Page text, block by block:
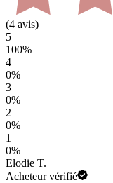
(4 avis)
5
100%
4
0%
3
0%
2
0%
1
0%
Elodie T.
Acheteur vérifié